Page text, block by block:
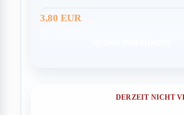
3,80 EUR
DERZEIT NICHT